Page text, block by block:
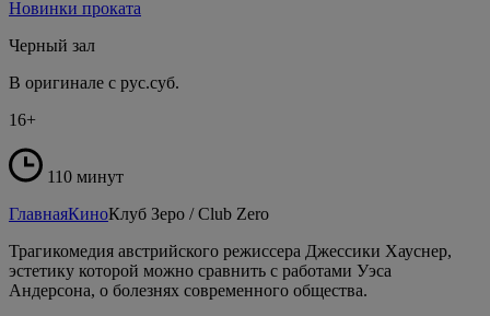
Новинки проката
Черный зал
В оригинале с рус.суб.
16+
110 минут
ГлавнаяКиноКлуб Зеро / Club Zero
Трагикомедия австрийского режиссера Джессики Хауснер,
эстетику которой можно сравнить с работами Уэса
Андерсона, о болезнях современного общества.